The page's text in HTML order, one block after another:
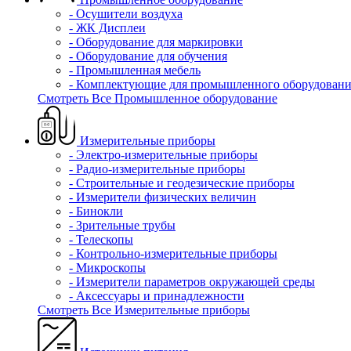
- Осушители воздуха
- ЖК Дисплеи
- Оборудование для маркировки
- Оборудование для обучения
- Промышленная мебель
- Комплектующие для промышленного
Смотреть Все Промышленное оборудование
Измерительные приборы
- Электро-измерительные приборы
- Радио-измерительные приборы
- Строительные и геодезические приборы
- Измерители физических величин
- Бинокли
- Зрительные трубы
- Телескопы
- Контрольно-измерительные приборы
- Микроскопы
- Измерители параметров окружающей среды
- Аксессуары и принадлежности
Смотреть Все Измерительные приборы